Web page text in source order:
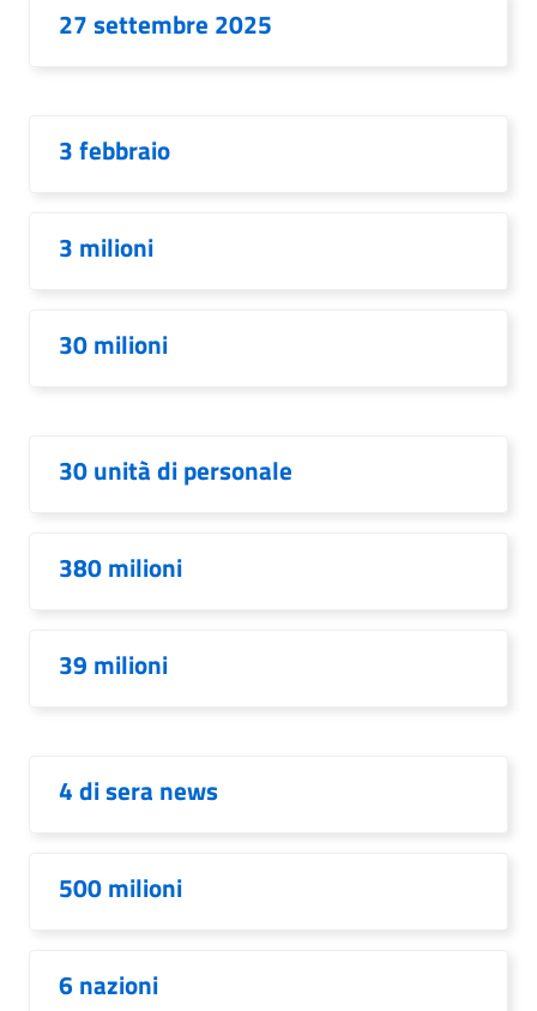
27 settembre 2025
3 febbraio
3 milioni
30 milioni
30 unità di personale
380 milioni
39 milioni
4 di sera news
500 milioni
6 nazioni